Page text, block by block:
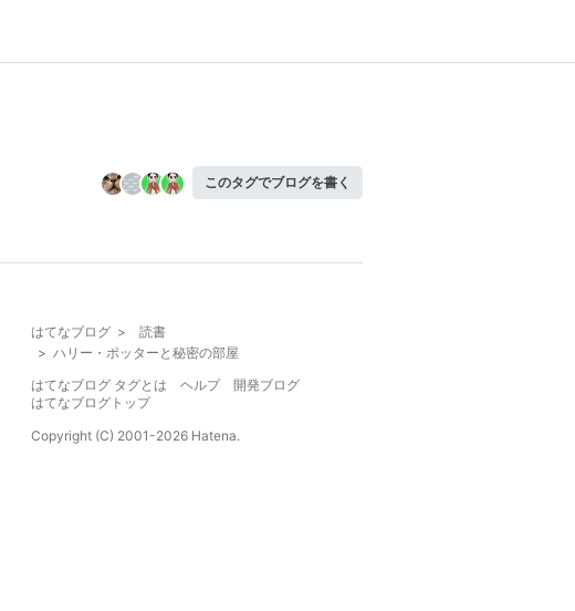
このタグでブログを書く
はてなブログ >
読書
> ハリー・ポッターと秘密の部屋
はてなブログ タグとは
ヘルプ
開発ブログ
はてなブログトップ
Copyright (C) 2001-2026 Hatena.